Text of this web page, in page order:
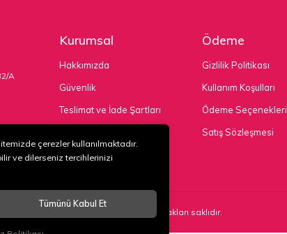
A
Kurumsal
Hakkımızda
Güvenlik
Teslimat ve İade Şartları
Ödeme
Gizlilik Politikası
Kullanım Koşulları
Ödeme Seçenekleri
Satış Sözleşmesi
KONF. TİC. VE SAN. LTD. ŞTİ . Tüm hakları saklıdır.
çerezler kullanılmaktadır.
ve dilerseniz tercihlerinizi
Tümünü Kabul Et